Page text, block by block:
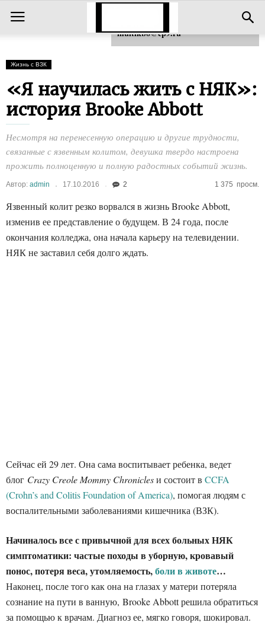
Жизнь с ВЗК
«Я научилась жить с НЯК»:
история Brooke Abbott
Несмотря на перенесенную операцию и другие трудности,
связанные с язвенным колитом, девушка твердо настроена
прожить полноценную и полную радостных событий жизнь.
Автор: admin 17.10.2016 2 1 375 просм.
Язвенный колит резко ворвался в жизнь Brooke Abbott,
изменив ее представление о будущем. В 24 года, после
окончания колледжа, она начала карьеру на телевидении.
НЯК не заставил себя долго ждать.
Сейчас ей 29 лет. Она сама воспитывает ребенка, ведет
блог Crazy Creole Mommy Chroniclesи состоит в CCFA
(Crohn’s and Colitis Foundation of America), помогая людям с
воспалительными заболеваниями кишечника (ВЗК).
Начиналось все с привычной для всех больных НЯК
симптоматики: частые походы в уборную, кровавый
понос, потеря веса, утомляемость,боли в животе…
Наконец, после того как она на глазах у матери потеряла
сознание на пути в ванную, Brooke Abbott решила обратиться
за помощью к врачам. Диагноз ее, мягко говоря, шокировал.
Для любых предложений по сайту:
multikbo@cp9.ru